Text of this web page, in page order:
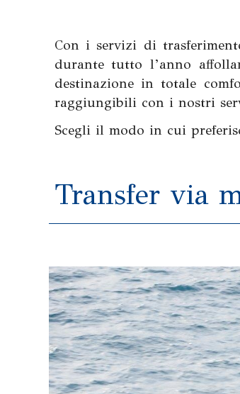
Con i servizi di
durante tutto l’anno
destinazione in totale
raggiungibili con i nostri
Scegli il modo in cui
Transfer via